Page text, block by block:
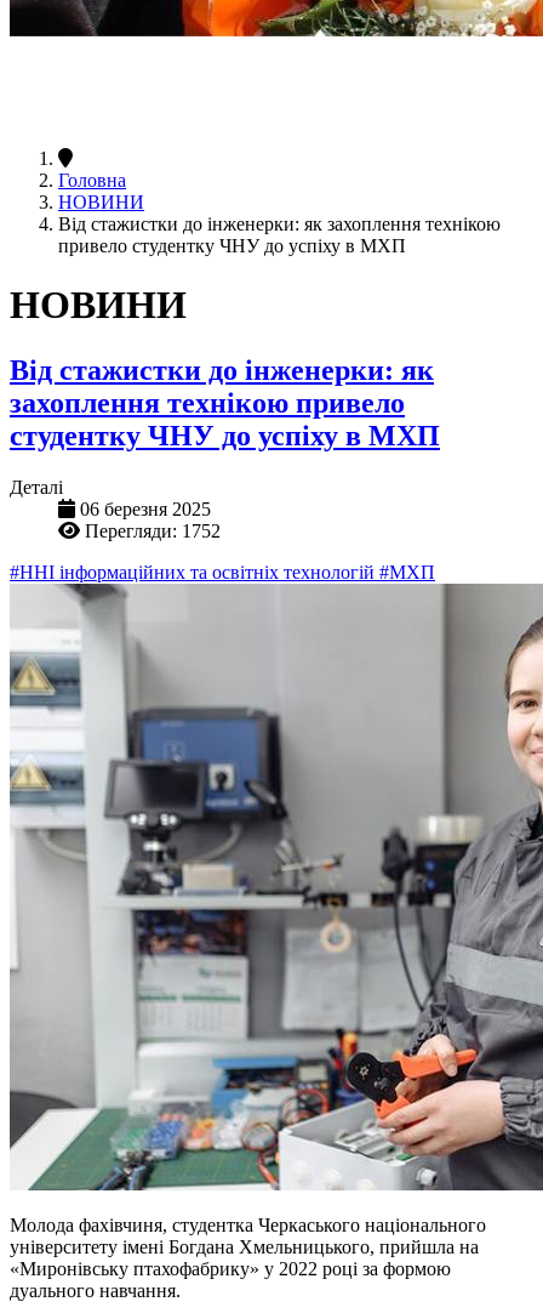
Головна
НОВИНИ
Від стажистки до інженерки: як захоплення технікою
привело студентку ЧНУ до успіху в МХП
НОВИНИ
Від стажистки до інженерки: як
захоплення технікою привело
студентку ЧНУ до успіху в МХП
Деталі
06 березня 2025
Перегляди: 1752
#ННІ інформаційних та освітніх технологій #МХП
Молода фахівчиня, студентка Черкаського національного
університету імені Богдана Хмельницького, прийшла на
«Миронівську птахофабрику» у 2022 році за формою
дуального навчання.